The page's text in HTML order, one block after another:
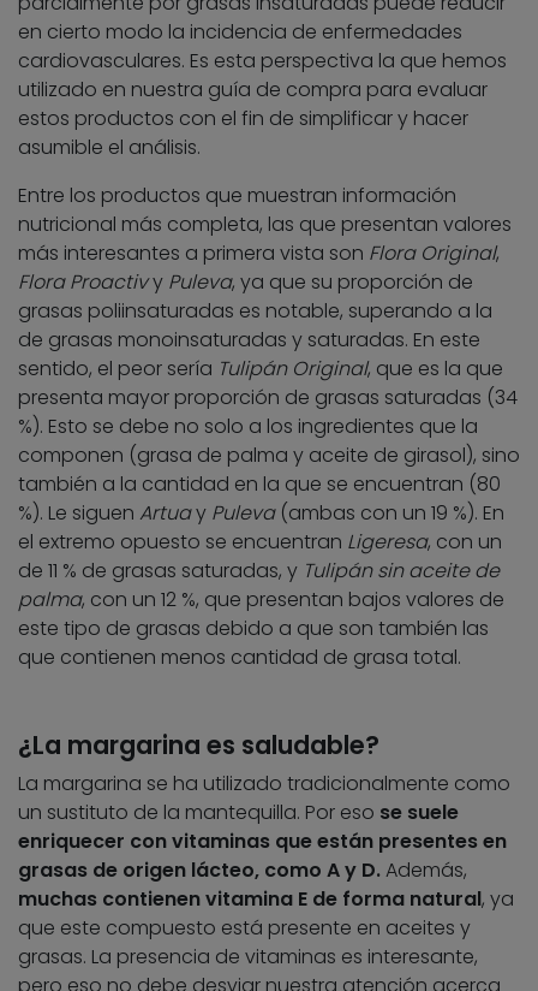
en cierto modo la incidencia de enfermedades
cardiovasculares. Es esta perspectiva la que hemos
utilizado en nuestra guía de compra para evaluar
estos productos con el fin de simplificar y hacer
asumible el análisis.
Entre los productos que muestran información
nutricional más completa, las que presentan valores
más interesantes a primera vista son Flora Original,
Flora Proactivy Puleva, ya que su proporción de
grasas poliinsaturadas es notable, superando a la
de grasas monoinsaturadas y saturadas. En este
sentido, el peor sería Tulipán Original, que es la que
presenta mayor proporción de grasas saturadas (34
%). Esto se debe no solo a los ingredientes que la
componen (grasa de palma y aceite de girasol), sino
también a la cantidad en la que se encuentran (80
%). Le siguen Artuay Puleva(ambas con un 19 %). En
el extremo opuesto se encuentran Ligeresa, con un
de 11 % de grasas saturadas, y Tulipán sin aceite de
palma, con un 12 %, que presentan bajos valores de
este tipo de grasas debido a que son también las
que contienen menos cantidad de grasa total.
¿La margarina es saludable?
La margarina se ha utilizado tradicionalmente como
un sustituto de la mantequilla. Por eso se suele
enriquecer con vitaminas que están presentes en
grasas de origen lácteo, como A y D.Además,
muchas contienen vitamina E de forma natural, ya
que este compuesto está presente en aceites y
grasas. La presencia de vitaminas es interesante,